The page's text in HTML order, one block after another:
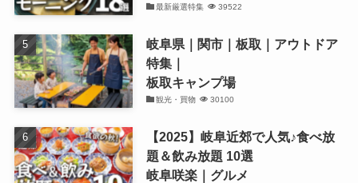
最新厳選特集 39522
岐阜県｜関市｜板取｜アウトドア
特集｜
板取キャンプ場
観光・買物 30100
【2025】岐阜近郊で人気♪食べ放
題＆飲み放題 10選
岐阜咲楽｜グルメ